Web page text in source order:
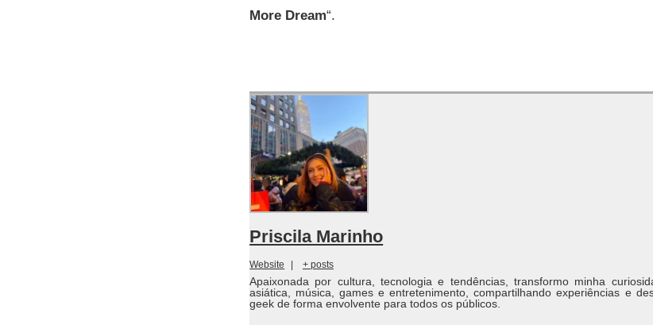
More Dream“.
Priscila Marinho
Website + posts
Apaixonada por cultura, tecnologia e tendências, transformo minha
asiática, música, games e entretenimento, compartilhando experiências e
geek de forma envolvente para todos os públicos.